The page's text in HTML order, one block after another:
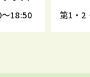
第1・2・3・4・5